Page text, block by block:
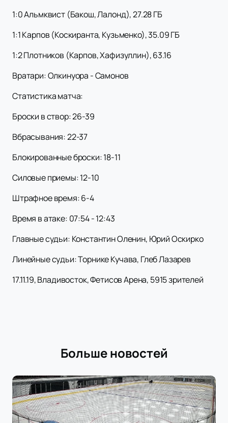
1:0 Альмквист (Бакош, Лалонд), 27.28 ГБ
1:1 Карпов (Коскиранта, Кузьменко), 35.09 ГБ
1:2 Плотников (Карпов, Хафизуллин), 63.16
Вратари: Олкинуора - Самонов
Статистика матча:
Броски в створ: 26-39
Вбрасывания: 22-37
Блокированные броски: 18-11
Силовые приемы: 12-10
Штрафное время: 6-4
Время в атаке: 07:54 - 12:43
Главные судьи: Константин Оленин, Юрий Оскирко
Линейные судьи: Торнике Кучава, Глеб Лазарев
17.11.19, Владивосток, Фетисов Арена, 5915 зрителей
Больше новостей